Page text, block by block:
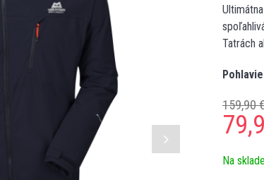
Tatrách
Pohlavie
159,90
Na